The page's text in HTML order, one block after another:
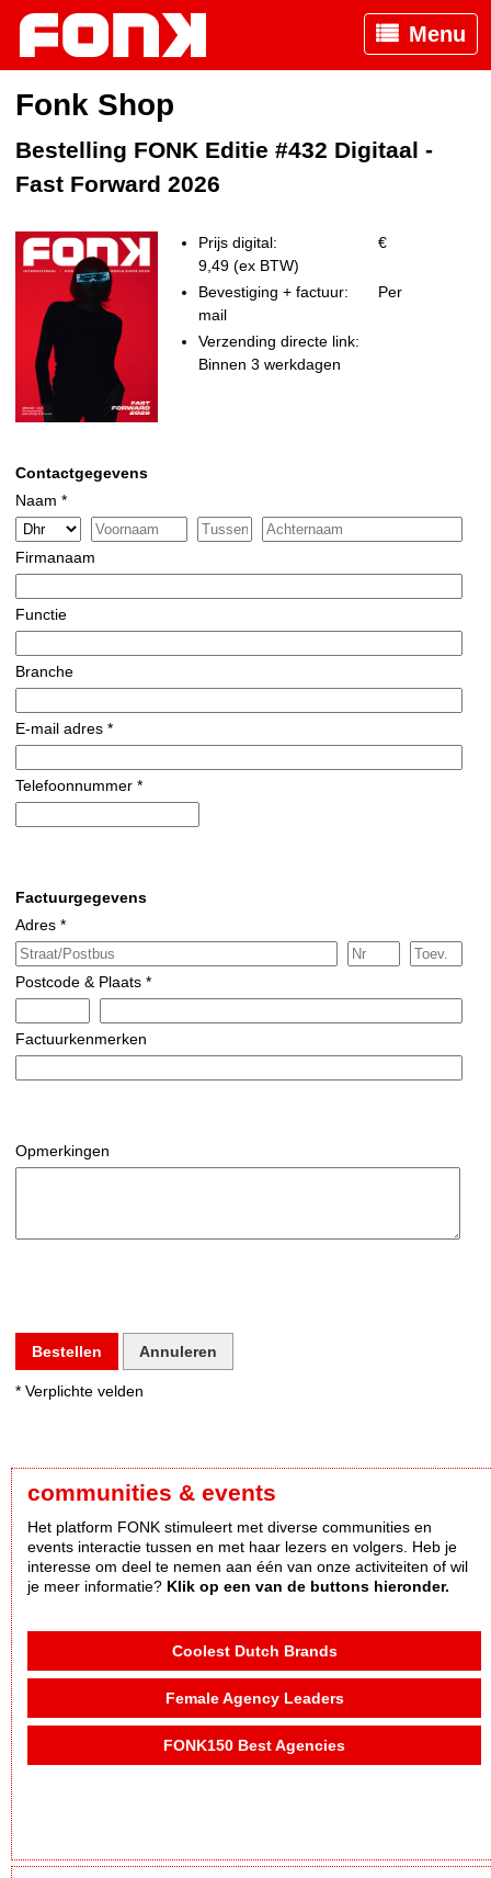
Menu
Fonk Shop
Bestelling FONK Editie #432 Digitaal -
Fast Forward 2026
Prijs digital:
€
9,49 (ex BTW)
Bevestiging + factuur:
Per
mail
Verzending directe link:
Binnen 3 werkdagen
Contactgegevens
Naam *
Firmanaam
Functie
Branche
E-mail adres *
Telefoonnummer *
Factuurgegevens
Adres *
Postcode & Plaats *
Factuurkenmerken
Opmerkingen
Bestellen Annuleren
* Verplichte velden
communities & events
Het platform FONK stimuleert met diverse communities en
events interactie tussen en met haar lezers en volgers. Heb je
interesse om deel te nemen aan één van onze activiteiten of wil
je meer informatie? Klik op een van de buttons hieronder.
Coolest Dutch Brands
Female Agency Leaders
FONK150 Best Agencies